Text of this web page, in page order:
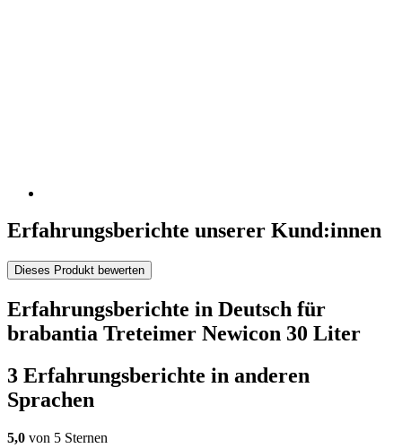
Erfahrungsberichte unserer Kund:innen
Dieses Produkt bewerten
Erfahrungsberichte in Deutsch für
brabantia Treteimer Newicon 30 Liter
3 Erfahrungsberichte in anderen
Sprachen
5,0 von 5 Sternen